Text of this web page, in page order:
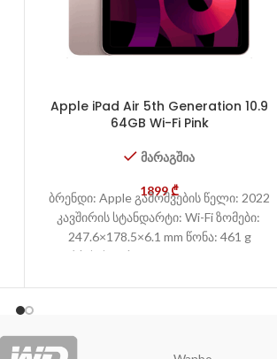
Apple iPad Air 5th Generation 10.9
64GB Wi-Fi Pink
მარაგშია
1899₾
ბრენდი: Apple გამოშვების წელი: 2022
კავშირის სტანდარტი: Wi-Fi ზომები:
247.6×178.5×6.1 mm წონა: 461 g
კორპუსის ტიპი: Glass front, aluminum